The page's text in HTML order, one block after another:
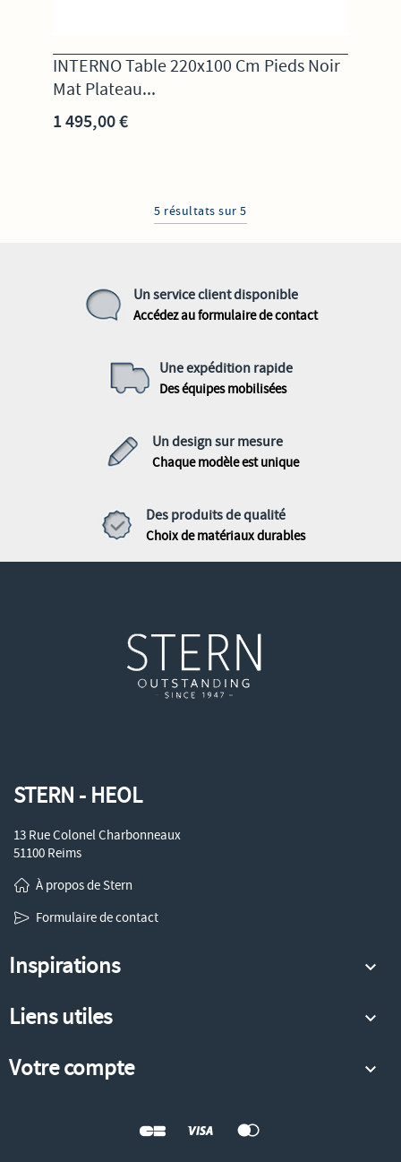
INTERNO Table 220x100 Cm Pieds Noir
Mat Plateau...
1 495,00 €
5 résultats sur 5
Un service client disponible
Accédez au formulaire de contact
Une expédition rapide
Des équipes mobilisées
Un design sur mesure
Chaque modèle est unique
Des produits de qualité
Choix de matériaux durables
STERN - HEOL
13 Rue Colonel Charbonneaux
51100 Reims
À propos de Stern
Formulaire de contact
Inspirations 
Liens utiles 
Votre compte 